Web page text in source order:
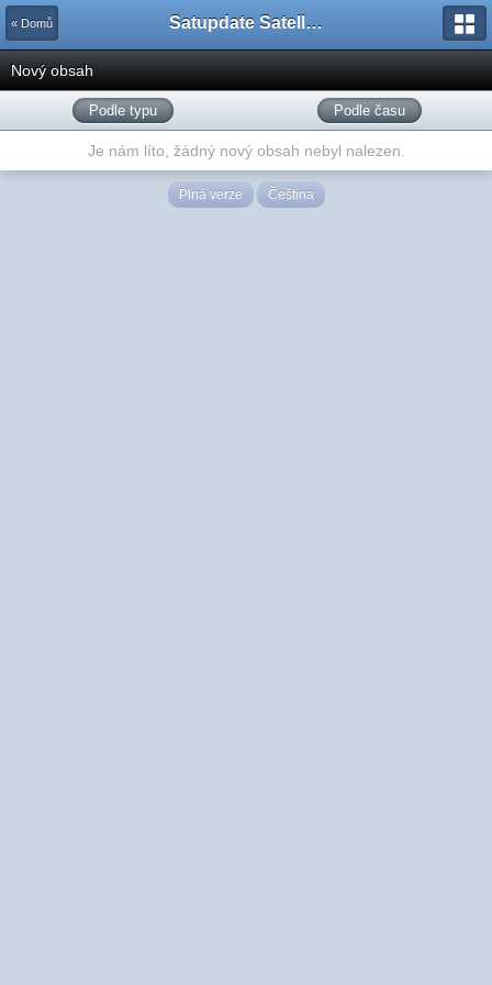
« Domů Satupdate Satellite Support Project
Nový obsah
Podle typu Podle času
Je nám líto, žádný nový obsah nebyl nalezen.
Plná verze Čeština